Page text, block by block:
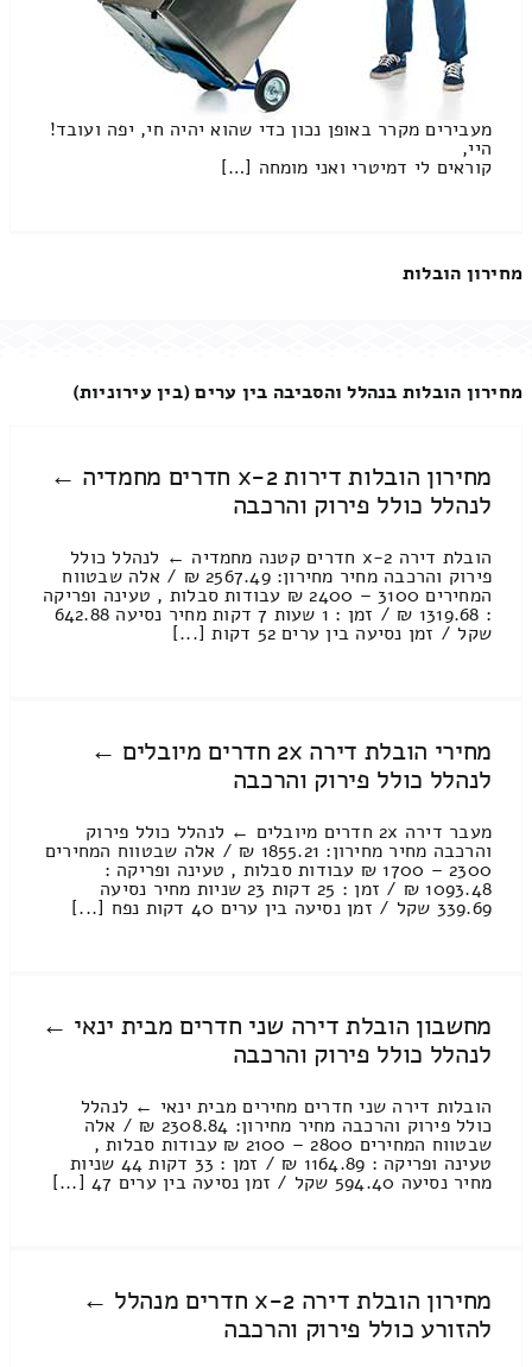
מעבירים מקרר באופן נכון כדי שהוא יהיה חי, יפה ועובד!
היי,
קוראים לי דמיטרי ואני מומחה […]
מחירון הובלות
מחירון הובלות בנהלל והסביבה בין ערים (בין עירוניות)
מחירון הובלות דירות 2-x חדרים מחמדיה ←
לנהלל כולל פירוק והרכבה
הובלת דירה 2-x חדרים קטנה מחמדיה ← לנהלל כולל
פירוק והרכבה מחיר מחירון: 2567.49 ₪ / אלה שבטווח
המחירים 3100 – 2400 ₪ עבודות סבלות , טעינה ופריקה
: 1319.68 ₪ / זמן : 1 שעות 7 דקות מחיר נסיעה 642.88
שקל / זמן נסיעה בין ערים 52 דקות [...]
מחירי הובלת דירה 2x חדרים מיובלים ←
לנהלל כולל פירוק והרכבה
מעבר דירה 2x חדרים מיובלים ← לנהלל כולל פירוק
והרכבה מחיר מחירון: 1855.21 ₪ / אלה שבטווח המחירים
2300 – 1700 ₪ עבודות סבלות , טעינה ופריקה :
1093.48 ₪ / זמן : 25 דקות 23 שניות מחיר נסיעה
339.69 שקל / זמן נסיעה בין ערים 40 דקות נפח [...]
מחשבון הובלת דירה שני חדרים מבית ינאי ←
לנהלל כולל פירוק והרכבה
הובלות דירה שני חדרים מחירים מבית ינאי ← לנהלל
כולל פירוק והרכבה מחיר מחירון: 2308.84 ₪ / אלה
שבטווח המחירים 2800 – 2100 ₪ עבודות סבלות ,
טעינה ופריקה : 1164.89 ₪ / זמן : 33 דקות 44 שניות
מחיר נסיעה 594.40 שקל / זמן נסיעה בין ערים 47 [...]
מחירון הובלת דירה 2-x חדרים מנהלל ←
להזורע כולל פירוק והרכבה